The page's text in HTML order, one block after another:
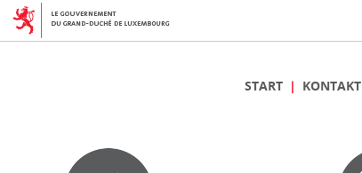
START KONTAKT